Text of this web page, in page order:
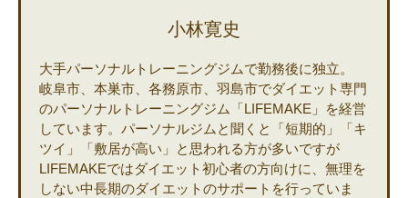
小林寛史
大手パーソナルトレーニングジムで勤務後に独立。
岐阜市、本巣市、各務原市、羽島市でダイエット専門
のパーソナルトレーニングジム「LIFEMAKE」を経営
しています。パーソナルジムと聞くと「短期的」「キ
ツイ」「敷居が高い」と思われる方が多いですが
LIFEMAKEではダイエット初心者の方向けに、無理を
しない中長期のダイエットのサポートを行っていま